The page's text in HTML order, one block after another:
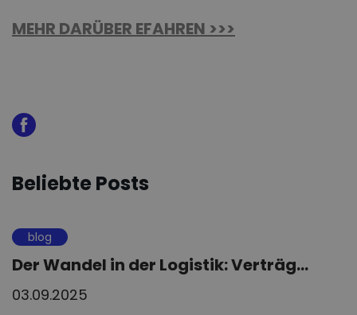
MEHR DARÜBER EFAHREN >>>
Beliebte Posts
blog
Der Wandel in der Logistik: Verträg...
03.09.2025